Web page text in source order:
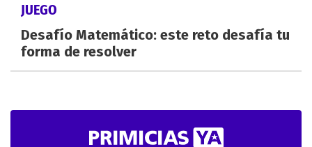
JUEGO
Desafío Matemático: este reto desafía tu
forma de resolver